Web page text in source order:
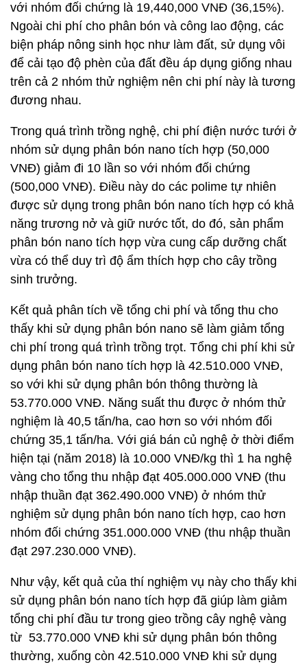
với nhóm đối chứng là 19,440,000 VNĐ (36,15%).
Ngoài chi phí cho phân bón và công lao động, các
biện pháp nông sinh học như làm đất, sử dụng vôi
để cải tạo độ phèn của đất đều áp dụng giống nhau
trên cả 2 nhóm thử nghiệm nên chi phí này là tương
đương nhau.
Trong quá trình trồng nghệ, chi phí điện nước tưới ở
nhóm sử dụng phân bón nano tích hợp (50,000
VNĐ) giảm đi 10 lần so với nhóm đối chứng
(500,000 VNĐ). Điều này do các polime tự nhiên
được sử dụng trong phân bón nano tích hợp có khả
năng trương nở và giữ nước tốt, do đó, sản phẩm
phân bón nano tích hợp vừa cung cấp dưỡng chất
vừa có thể duy trì độ ẩm thích hợp cho cây trồng
sinh trưởng.
Kết quả phân tích về tổng chi phí và tổng thu cho
thấy khi sử dụng phân bón nano sẽ làm giảm tổng
chi phí trong quá trình trồng trọt. Tổng chi phí khi sử
dụng phân bón nano tích hợp là 42.510.000 VNĐ,
so với khi sử dụng phân bón thông thường là
53.770.000 VNĐ. Năng suất thu được ở nhóm thử
nghiệm là 40,5 tấn/ha, cao hơn so với nhóm đối
chứng 35,1 tấn/ha. Với giá bán củ nghệ ở thời điểm
hiện tại (năm 2018) là 10.000 VNĐ/kg thì 1 ha nghệ
vàng cho tổng thu nhập đạt 405.000.000 VNĐ (thu
nhập thuần đạt 362.490.000 VNĐ) ở nhóm thử
nghiệm sử dụng phân bón nano tích hợp, cao hơn
nhóm đối chứng 351.000.000 VNĐ (thu nhập thuần
đạt 297.230.000 VNĐ).
Như vậy, kết quả của thí nghiệm vụ này cho thấy khi
sử dụng phân bón nano tích hợp đã giúp làm giảm
tổng chi phí đầu tư trong gieo trồng cây nghệ vàng
từ 53.770.000 VNĐ khi sử dụng phân bón thông
thường, xuống còn 42.510.000 VNĐ khi sử dụng